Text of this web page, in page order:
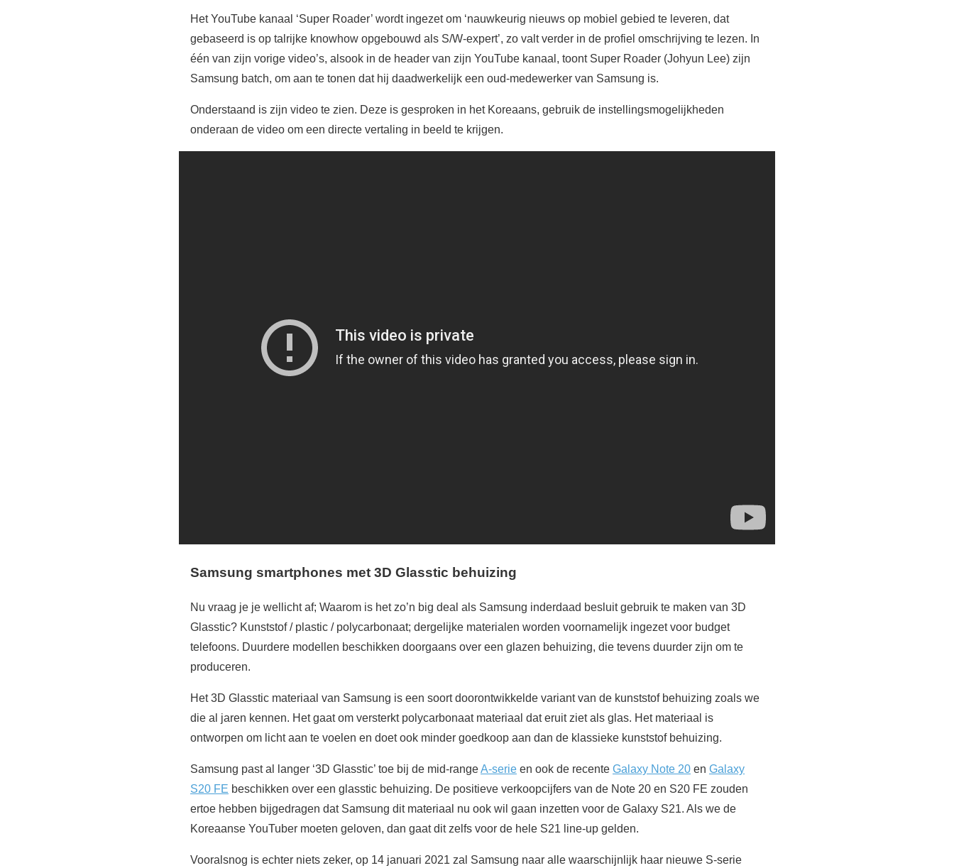
Het YouTube kanaal ‘Super Roader’ wordt ingezet om ‘nauwkeurig nieuws op mobiel gebied te leveren, dat
gebaseerd is op talrijke knowhow opgebouwd als S/W-expert’, zo valt verder in de profiel omschrijving te lezen. In
één van zijn vorige video’s, alsook in de header van zijn YouTube kanaal, toont Super Roader (Johyun Lee) zijn
Samsung batch, om aan te tonen dat hij daadwerkelijk een oud-medewerker van Samsung is.
Onderstaand is zijn video te zien. Deze is gesproken in het Koreaans, gebruik de instellingsmogelijkheden
onderaan de video om een directe vertaling in beeld te krijgen.
Samsung smartphones met 3D Glasstic behuizing
Nu vraag je je wellicht af; Waarom is het zo’n big deal als Samsung inderdaad besluit gebruik te maken van 3D
Glasstic? Kunststof / plastic / polycarbonaat; dergelijke materialen worden voornamelijk ingezet voor budget
telefoons. Duurdere modellen beschikken doorgaans over een glazen behuizing, die tevens duurder zijn om te
produceren.
Het 3D Glasstic materiaal van Samsung is een soort doorontwikkelde variant van de kunststof behuizing zoals we
die al jaren kennen. Het gaat om versterkt polycarbonaat materiaal dat eruit ziet als glas. Het materiaal is
ontworpen om licht aan te voelen en doet ook minder goedkoop aan dan de klassieke kunststof behuizing.
Samsung past al langer ‘3D Glasstic’ toe bij de mid-rangeA-serie en ook de recente Galaxy Note 20 en Galaxy
S20 FE beschikken over een glasstic behuizing. De positieve verkoopcijfers van de Note 20 en S20 FE zouden
ertoe hebben bijgedragen dat Samsung dit materiaal nu ook wil gaan inzetten voor de Galaxy S21. Als we de
Koreaanse YouTuber moeten geloven, dan gaat dit zelfs voor de hele S21 line-up gelden.
Vooralsnog is echter niets zeker, op 14 januari 2021 zal Samsung naar alle waarschijnlijk haar nieuwe S-serie